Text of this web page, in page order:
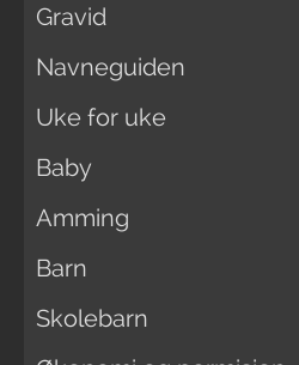
Gravid
Navneguiden
Uke for uke
Baby
Amming
Barn
Skolebarn